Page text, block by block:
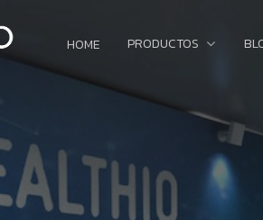
HOME PRODUCTOS